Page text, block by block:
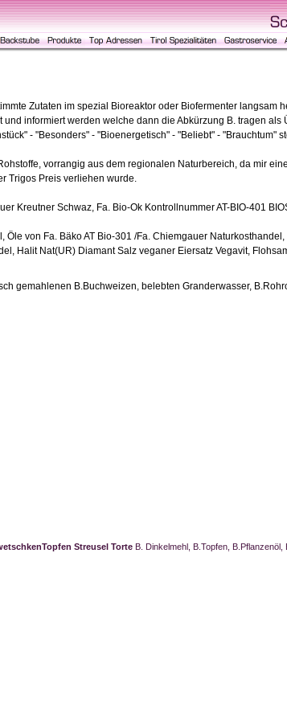
Zutaten im spezial Bioreaktor oder Biofermenter langsam
informiert werden welche dann die Abkürzung B. tragen als
- "Besonders" - "Bioenergetisch" - "Beliebt" - "Brauchtum"
vorrangig aus dem regionalen Naturbereich, da mir
Trigos Preis verliehen wurde.
Kreutner Schwaz, Fa. Bio-Ok Kontrollnummer AT-BIO-401
von Fa. Bäko AT Bio-301 /Fa. Chiemgauer
Halit Nat(UR) Diamant Salz veganer Eiersatz Vegavit,
gemahlenen B.Buchweizen, belebten Granderwasser,
Streusel Torte B. Dinkelmehl, B.Topfen,